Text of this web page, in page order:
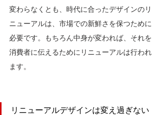
変わらなくとも、時代に合ったデザインのリ
ニューアルは、市場での新鮮さを保つために
必要です。もちろん中身が変われば、それを
消費者に伝えるためにリニューアルは行われ
ます。
リニューアルデザインは変え過ぎない